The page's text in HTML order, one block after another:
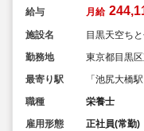
給与 月給
施設名
目黒天空ち
勤務地
東京都目黒
最寄り駅
「池尻大橋
職種
栄養士
雇用形態
正社員(常勤)